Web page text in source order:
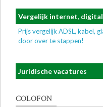
Vergelijk internet,
Prijs vergelijk ADSL, kabel,
door over te stappen!
Juridische vacatures
COLOFON